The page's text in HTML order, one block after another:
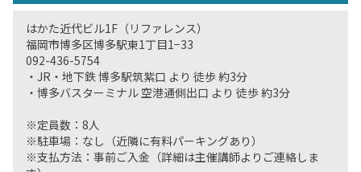
はかた近代ビル1F（リファレンス）
福岡市博多区博多駅東1丁目1−33
092-436-5754
・JR・地下鉄 博多駅筑紫口 より 徒歩 約3分
・博多バスターミナル 空港通側出口 より 徒歩 約3分
※定員数：8人
※駐車場：なし（近隣に有料パーキングあり）
※支払方法：事前ご入金（詳細は主催講師よりご連絡しま